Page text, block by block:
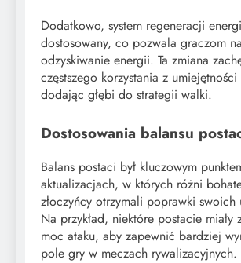
Dodatkowo, system regeneracji
dostosowany, co pozwala graczom
odzyskiwanie energii. Ta zmiana
częstszego korzystania z
dodając głębi do strategii walki.
Dostosowania balansu
Balans postaci był kluczowym
aktualizacjach, w których różni
złoczyńcy otrzymali poprawki swoich
Na przykład, niektóre postacie miały
moc ataku, aby zapewnić bardziej
pole gry w meczach rywalizacyjnych.